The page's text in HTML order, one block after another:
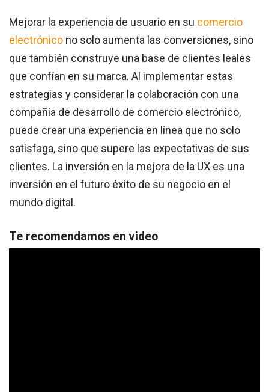
Mejorar la experiencia de usuario en su comercio
electrónico no solo aumenta las conversiones, sino
que también construye una base de clientes leales
que confían en su marca. Al implementar estas
estrategias y considerar la colaboración con una
compañía de desarrollo de comercio electrónico,
puede crear una experiencia en línea que no solo
satisfaga, sino que supere las expectativas de sus
clientes. La inversión en la mejora de la UX es una
inversión en el futuro éxito de su negocio en el
mundo digital.
Te recomendamos en video